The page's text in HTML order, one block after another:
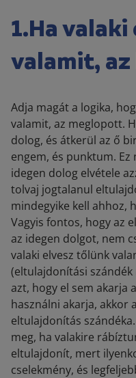
1.Ha
valamit,
Adja magát a logika,
valamit, az meglopott.
dolog, és átkerül az ő
engem, és punktum. Ez
idegen dolog elvétele
tolvaj jogtalanul
mindegyike kell ahhoz,
Vagyis fontos, hogy az
az idegen dolgot, nem
valaki elvesz tőlünk
(eltulajdonítási
azt, hogy el sem akarja
használni akarja, akkor
eltulajdonítás
meg, ha valakire
eltulajdonít, mert
cselekmény, és